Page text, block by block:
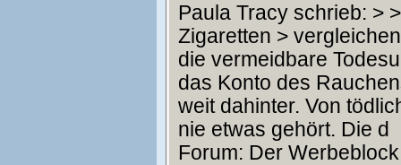
Paula Tracy schrieb: >
Zigaretten >
die vermeidbare
das Konto des
weit dahinter. Von
nie etwas gehört. Die d
Forum: Der Werbeblock